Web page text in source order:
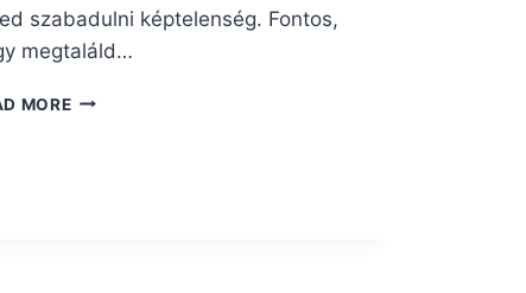
szabadulni képtelenség. Fontos,
megtaláld…
MOREHOGYAN